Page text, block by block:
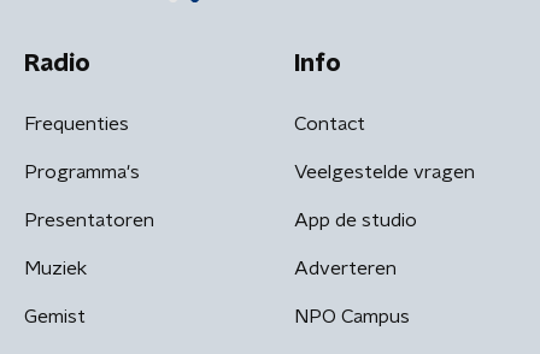
Radio
Frequenties
Programma's
Presentatoren
Muziek
Gemist
Info
Contact
Veelgestelde vragen
App de studio
Adverteren
NPO Campus